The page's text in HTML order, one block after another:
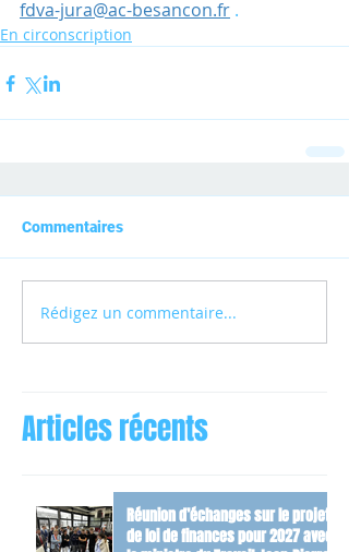
fdva-jura@ac-besancon.fr .
En circonscription
Commentaires
Rédigez un commentaire...
Articles récents
Réunion d’échanges sur le projet
de loi de finances pour 2027 avec